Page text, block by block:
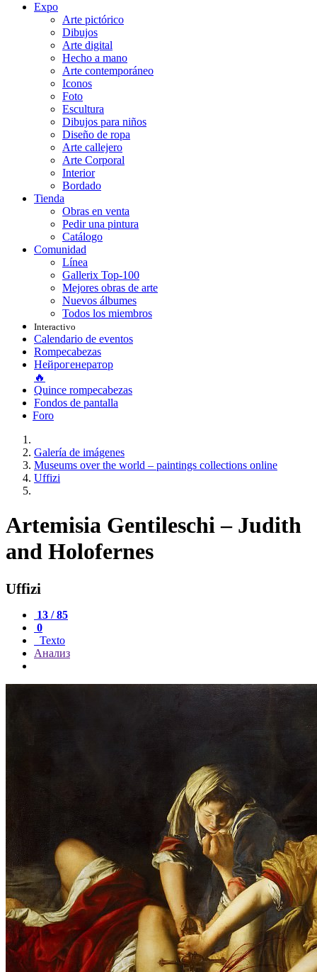
Expo
Arte pictórico
Dibujos
Arte digital
Hecho a mano
Arte contemporáneo
Iconos
Foto
Escultura
Dibujos para niños
Diseño de ropa
Arte callejero
Arte Corporal
Interior
Bordado
Tienda
Obras en venta
Pedir una pintura
Catálogo
Comunidad
Línea
Gallerix Top-100
Mejores obras de arte
Nuevos álbumes
Todos los miembros
Interactivo
Calendario de eventos
Rompecabezas
Нейрогенератор
🔥
Quince rompecabezas
Fondos de pantalla
Foro
Galería de imágenes
Museums over the world – paintings collections online
Uffizi
Artemisia Gentileschi – Judith
and Holofernes
Uffizi
13 / 85
0
Texto
Анализ